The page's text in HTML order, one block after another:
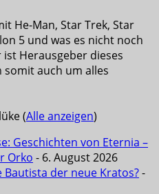
He-Man, Star Trek, Star
5 und was es nicht noch
Herausgeber dieses
somit auch um alles
(Alle anzeigen)
Geschichten von Eternia –
Orko - 6. August 2026
Bautista der neue Kratos?-